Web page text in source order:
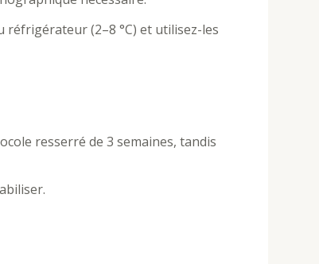
réfrigérateur (2–8 °C) et utilisez-les
resserré de 3 semaines, tandis